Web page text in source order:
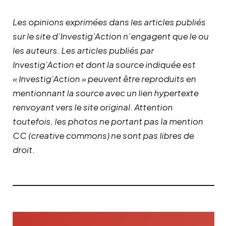
Les opinions exprimées dans les articles publiés
sur le site d’Investig’Action n’engagent que le ou
les auteurs. Les articles publiés par
Investig’Action et dont la source indiquée est
« Investig’Action » peuvent être reproduits en
mentionnant la source avec un lien hypertexte
renvoyant vers le site original. Attention
toutefois, les photos ne portant pas la mention
CC (creative commons) ne sont pas libres de
droit.